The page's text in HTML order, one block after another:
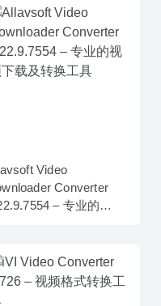
Video
Converter
– 专业的视